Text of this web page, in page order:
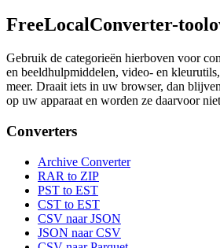
FreeLocalConverter-
Gebruik de categorieën hierboven voor
en beeldhulpmiddelen, video- en
meer. Draait iets in uw browser, dan
op uw apparaat en worden ze daarvoor
Converters
Archive Converter
RAR to ZIP
PST to EST
CST to EST
CSV naar JSON
JSON naar CSV